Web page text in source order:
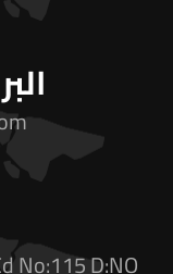
No:115 D:NO